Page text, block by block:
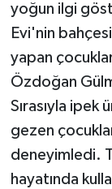
yoğun ilgi
Evi'nin
yapan
Özdoğan
Sırasıyla
gezen
deneyimledi.
hayatında